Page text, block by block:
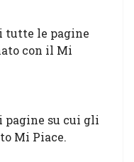
tutte le pagine
con il Mi
pagine su cui gli
Mi Piace.